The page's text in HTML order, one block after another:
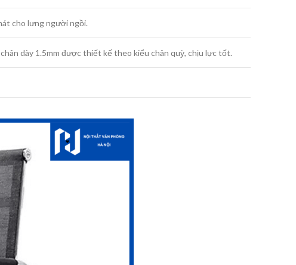
cho lưng người ngồi.
dày 1.5mm được thiết kế theo kiểu chân quỳ, chịu lực tốt.